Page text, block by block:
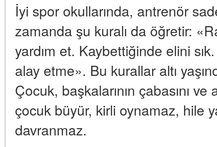
İyi spor okullarında, antrenör
zamanda şu kuralı da öğretir:
yardım et. Kaybettiğinde elini
alay etme». Bu kurallar altı
Çocuk, başkalarının çabasını ve
çocuk büyür, kirli oynamaz, hile
davranmaz.